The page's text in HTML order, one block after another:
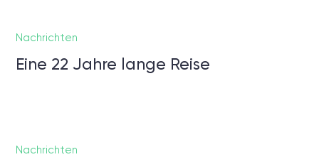
Nachrichten
Eine 22 Jahre lange Reise
Nachrichten